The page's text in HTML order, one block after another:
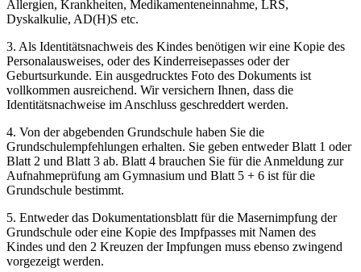
Allergien, Krankheiten, Medikamenteneinnahme, LRS,
Dyskalkulie, AD(H)S etc.
3. Als Identitätsnachweis des Kindes benötigen wir eine Kopie des
Personalausweises, oder des Kinderreisepasses oder der
Geburtsurkunde. Ein ausgedrucktes Foto des Dokuments ist
vollkommen ausreichend. Wir versichern Ihnen, dass die
Identitätsnachweise im Anschluss geschreddert werden.
4. Von der abgebenden Grundschule haben Sie die
Grundschulempfehlungen erhalten. Sie geben entweder Blatt 1 oder
Blatt 2 und Blatt 3 ab. Blatt 4 brauchen Sie für die Anmeldung zur
Aufnahmeprüfung am Gymnasium und Blatt 5 + 6 ist für die
Grundschule bestimmt.
5. Entweder das Dokumentationsblatt für die Masernimpfung der
Grundschule oder eine Kopie des Impfpasses mit Namen des
Kindes und den 2 Kreuzen der Impfungen muss ebenso zwingend
vorgezeigt werden.